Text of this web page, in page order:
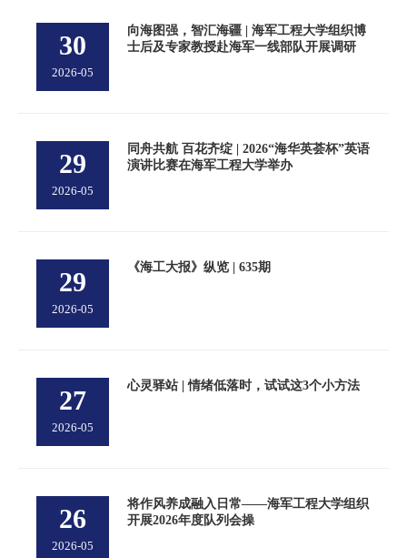
30
2026-05
向海图强，智汇海疆 | 海军工程大学组织博
士后及专家教授赴海军一线部队开展调研
29
2026-05
同舟共航 百花齐绽 | 2026“海华英荟杯”英语
演讲比赛在海军工程大学举办
29
2026-05
《海工大报》纵览 | 635期
27
2026-05
心灵驿站 | 情绪低落时，试试这3个小方法
26
2026-05
将作风养成融入日常——海军工程大学组织
开展2026年度队列会操